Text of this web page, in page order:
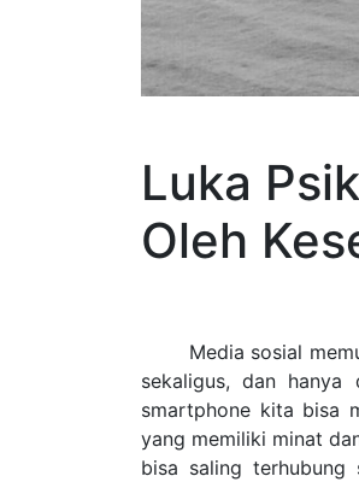
Luka
Oleh
Media sosial
sekaligus, dan
smartphone kita bisa
yang memiliki minat
bisa saling terhubung